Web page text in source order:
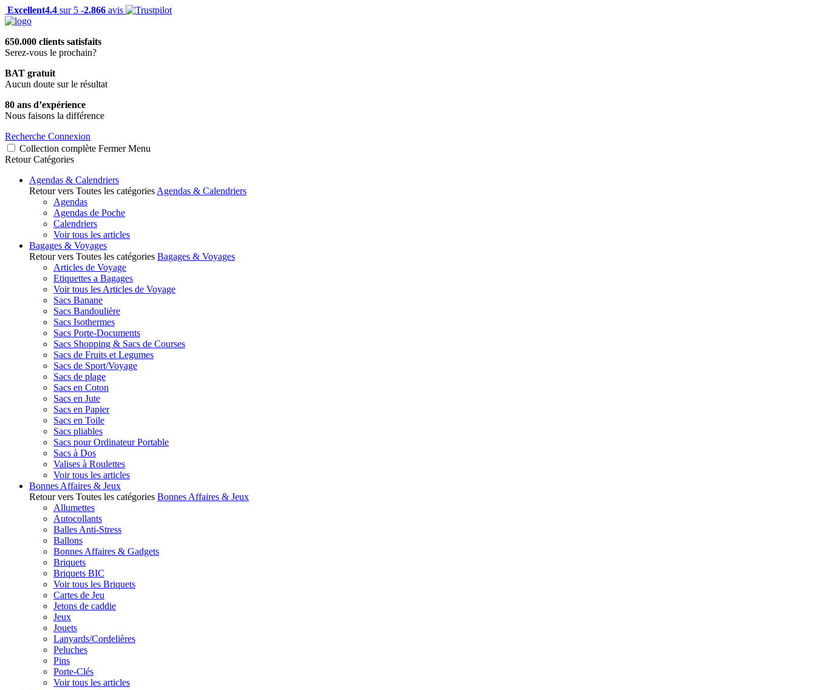
Excellent4.4 sur 5 -2.866 avis
650.000 clients satisfaits
Serez-vous le prochain?
BAT gratuit
Aucun doute sur le résultat
80 ans d’expérience
Nous faisons la différence
Recherche Connexion
Collection complète Fermer Menu
Retour Catégories
Agendas & Calendriers
Retour vers Toutes les catégories Agendas & Calendriers
Agendas
Agendas de Poche
Calendriers
Voir tous les articles
Bagages & Voyages
Retour vers Toutes les catégories Bagages & Voyages
Articles de Voyage
Etiquettes a Bagages
Voir tous les Articles de Voyage
Sacs Banane
Sacs Bandoulière
Sacs Isothermes
Sacs Porte-Documents
Sacs Shopping & Sacs de Courses
Sacs de Fruits et Legumes
Sacs de Sport/Voyage
Sacs de plage
Sacs en Coton
Sacs en Jute
Sacs en Papier
Sacs en Toile
Sacs pliables
Sacs pour Ordinateur Portable
Sacs à Dos
Valises à Roulettes
Voir tous les articles
Bonnes Affaires & Jeux
Retour vers Toutes les catégories Bonnes Affaires & Jeux
Allumettes
Autocollants
Balles Anti-Stress
Ballons
Bonnes Affaires & Gadgets
Briquets
Briquets BIC
Voir tous les Briquets
Cartes de Jeu
Jetons de caddie
Jeux
Jouets
Lanyards/Cordelières
Peluches
Pins
Porte-Clés
Voir tous les articles